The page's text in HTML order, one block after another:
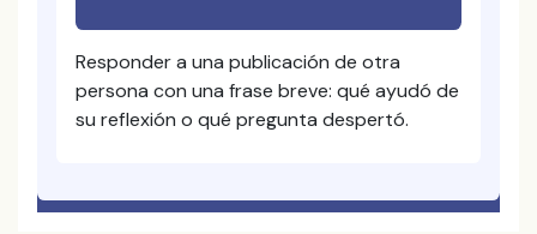
Responder a una publicación de otra
persona con una frase breve: qué ayudó de
su reflexión o qué pregunta despertó.